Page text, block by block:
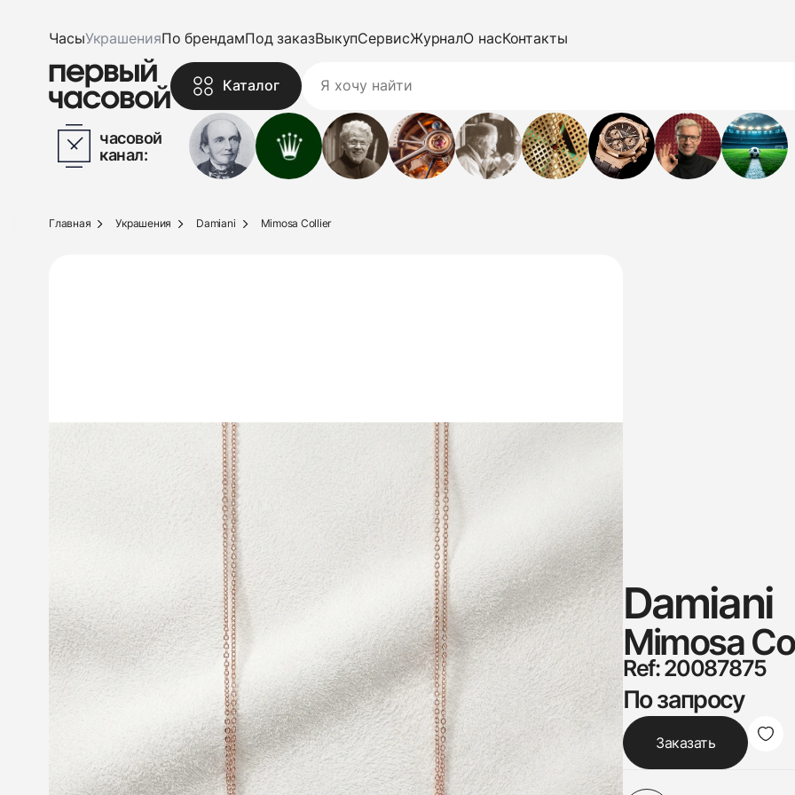
ЧасыУкрашенияПо брендамПод заказВыкупСервисЖурналО насКонтакты
Каталог
часовой
канал:
Главная Украшения Damiani Mimosa Collier
Damiani
Mimosa
Ref: 20087875
По запросу
Заказать